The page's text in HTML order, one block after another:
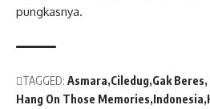
pungkasnya.
TAGGED: Asmara Ciledug Gak Beres
Hang On Those Memories Indonesia